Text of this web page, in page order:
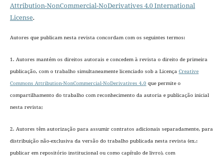
Attribution-NonCommercial-NoDerivatives 4.0 International
License.
Autores que publicam nesta revista concordam com os seguintes termos:
1. Autores mantém os direitos autorais e concedem à revista o direito de primeira
publicação, com o trabalho simultaneamente licenciado sob a Licença Creative
Commons Attribution-NonCommercial-NoDerivatives 4.0 que permite o
compartilhamento do trabalho com reconhecimento da autoria e publicação inicial
nesta revista;
2. Autores têm autorização para assumir contratos adicionais separadamente, para
distribuição não-exclusiva da versão do trabalho publicada nesta revista (ex.:
publicar em repositório institucional ou como capítulo de livro), com